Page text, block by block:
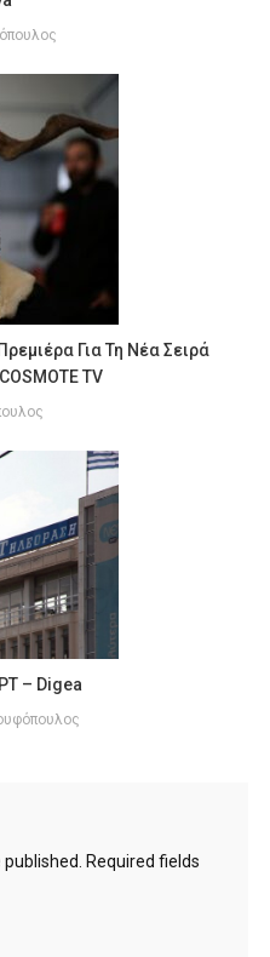
Για Τη Νέα Σειρά
TV
– Digea
Required fields